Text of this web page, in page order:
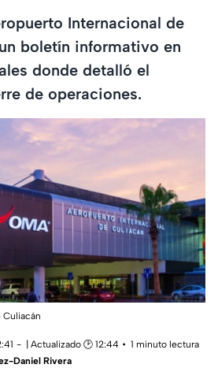
Internacional de
boletín informativo en
donde detalló el
de operaciones.
Culiacán
| Actualizado 🕑 12:44
1 minuto lectura
Daniel Rivera